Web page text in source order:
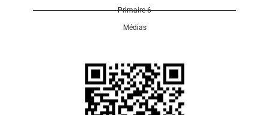
Primaire 6
Médias